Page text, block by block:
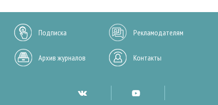
Подписка Рекламодателям
Архив журналов Контакты